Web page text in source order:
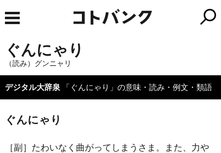
ぐんにゃり
（読み）グンニャリ
デジタル大辞泉 「ぐんにゃり」の意味・読み・例文・類語
ぐんにゃり
［副］ たわいなく曲がってしまうさま。また、力や